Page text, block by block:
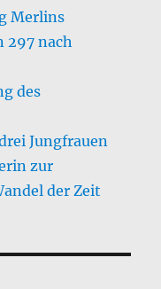
Merlins
297 nach
des
Jungfrauen
zur
der Zeit